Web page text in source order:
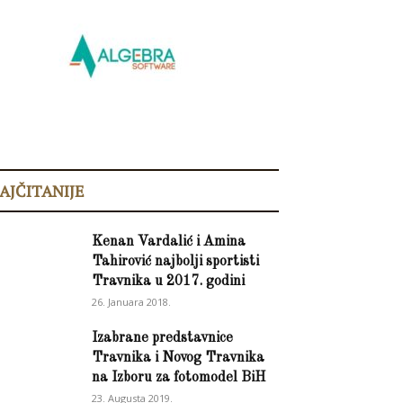
Kenan Vardalić i Amina
Tahirović najbolji sportisti
Travnika u 2017. godini
26. Januara 2018.
Izabrane predstavnice
Travnika i Novog Travnika
na Izboru za fotomodel BiH
23. Augusta 2019.